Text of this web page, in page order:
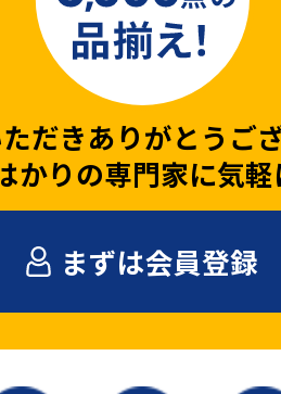
だきありがとうご
かりの専門家に気
まずは会員登録